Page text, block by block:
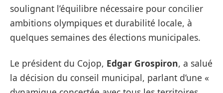
soulignant l’équilibre nécessaire pour concilier
ambitions olympiques et durabilité locale, à
quelques semaines des élections municipales.
Le président du Cojop, Edgar Grospiron, a salué
la décision du conseil municipal, parlant d’une «